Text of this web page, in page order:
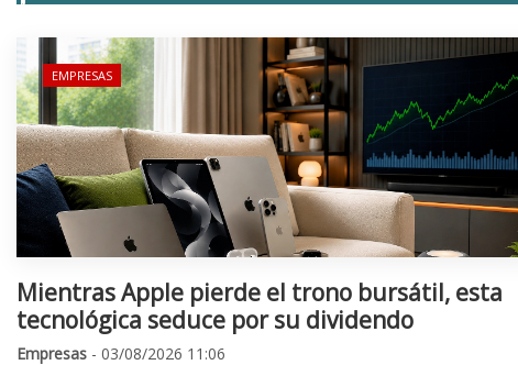
EMPRESAS
Mientras Apple pierde el trono bursátil, esta
tecnológica seduce por su dividendo
Empresas - 03/08/2026 11:06